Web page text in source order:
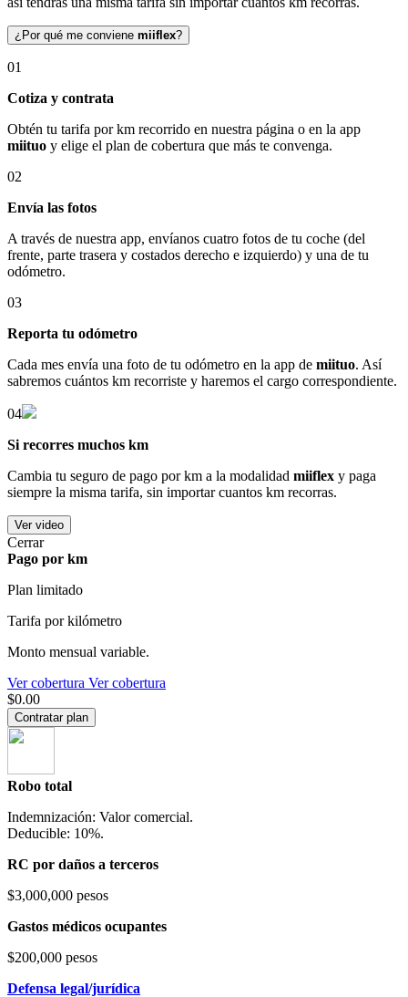
¿Por qué me conviene miiflex?
01
Cotiza y contrata
Obtén tu tarifa por km recorrido en nuestra página o en la app
miituo y elige el plan de cobertura que más te convenga.
02
Envía las fotos
A través de nuestra app, envíanos cuatro fotos de tu coche (del
frente, parte trasera y costados derecho e izquierdo) y una de tu
odómetro.
03
Reporta tu odómetro
Cada mes envía una foto de tu odómetro en la app de miituo. Así
sabremos cuántos km recorriste y haremos el cargo correspondiente.
04
Si recorres muchos km
Cambia tu seguro de pago por km a la modalidad miiflex y paga
siempre la misma tarifa, sin importar cuantos km recorras.
Ver video
Cerrar
Pago por km
Plan limitado
Tarifa por kilómetro
Monto mensual variable.
Ver cobertura Ver cobertura
$0.00
Contratar plan
Robo total
Indemnización: Valor comercial.
Deducible: 10%.
RC por daños a terceros
$3,000,000 pesos
Gastos médicos ocupantes
$200,000 pesos
Defensa legal/jurídica